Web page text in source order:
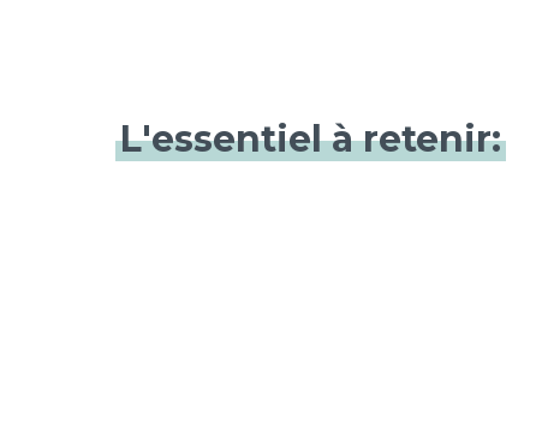
L'essentiel à retenir: